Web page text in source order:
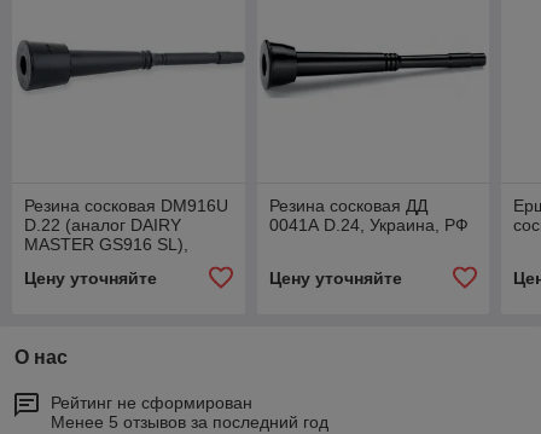
Резина сосковая DM916U
D.22 (аналог DAIRY
MASTER GS916 SL),
Цену уточняйте
Резина сосковая ДД
0041А D.24, Украина, РФ
Цену уточняйте
О нас
Рейтинг не сформирован
Менее 5 отзывов за последний год